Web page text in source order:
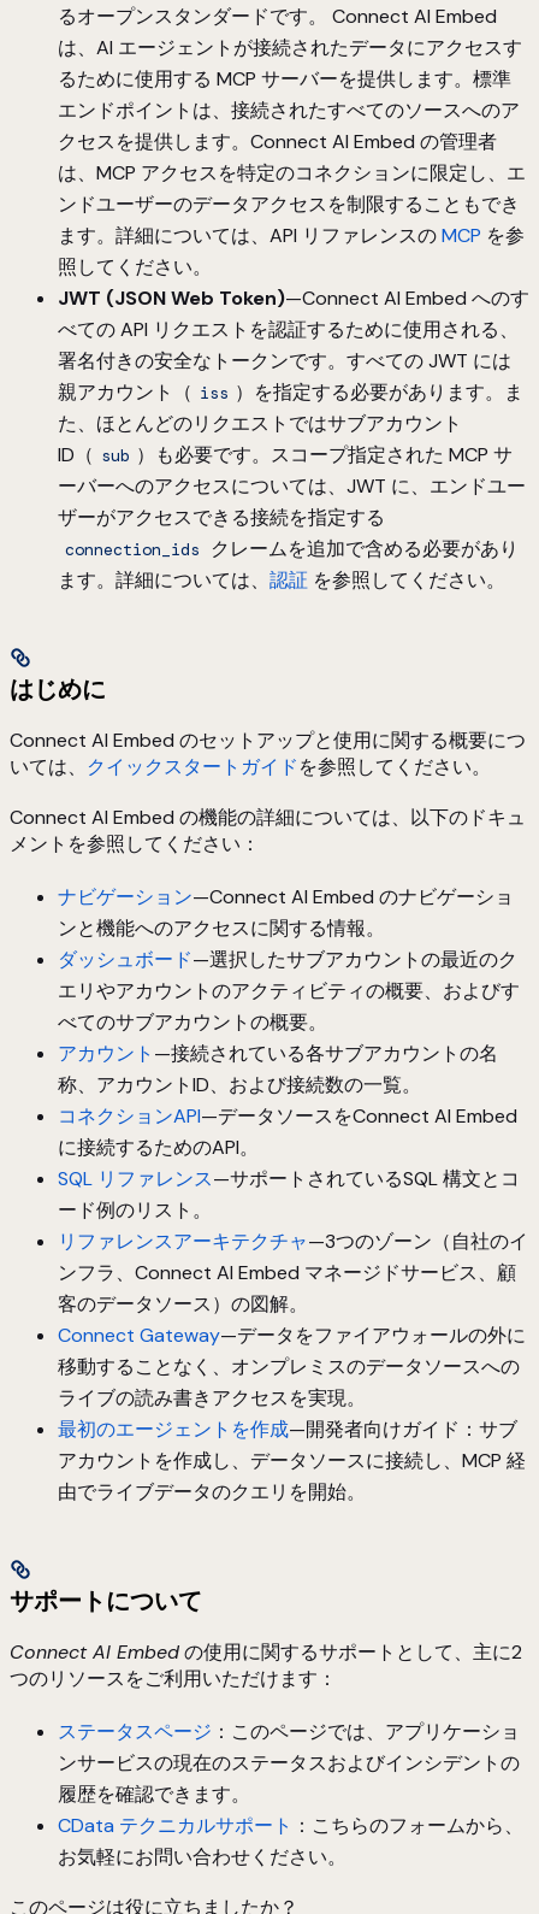
るオープンスタンダードです。 Connect AI Embed
は、AI エージェントが接続されたデータにアクセスす
るために使用する MCP サーバーを提供します。標準
エンドポイントは、接続されたすべてのソースへのア
クセスを提供します。Connect AI Embed の管理者
は、MCP アクセスを特定のコネクションに限定し、エ
ンドユーザーのデータアクセスを制限することもでき
ます。詳細については、API リファレンスのMCP を参
照してください。
JWT (JSON Web Token)—Connect AI Embed へのす
べての API リクエストを認証するために使用される、
署名付きの安全なトークンです。すべての JWT には
親アカウント（ iss ）を指定する必要があります。ま
た、ほとんどのリクエストではサブアカウント
ID（ sub ）も必要です。スコープ指定された MCP サ
ーバーへのアクセスについては、JWT に、エンドユー
ザーがアクセスできる接続を指定する
connection_ids
クレームを追加で含める必要があり
ます。詳細については、 認証 を参照してください。
はじめに
Connect AI Embed のセットアップと使用に関する概要につ
いては、 クイックスタートガイドを参照してください。
Connect AI Embed の機能の詳細については、以下のドキュ
メントを参照してください：
ナビゲーション—Connect AI Embed のナビゲーショ
ンと機能へのアクセスに関する情報。
ダッシュボード—選択したサブアカウントの最近のク
エリやアカウントのアクティビティの概要、およびす
べてのサブアカウントの概要。
アカウント —接続されている各サブアカウントの名
称、アカウントID、および接続数の一覧。
コネクションAPI—データソースをConnect AI Embed
に接続するためのAPI。
SQL リファレンス—サポートされているSQL 構文とコ
ード例のリスト。
リファレンスアーキテクチャ—3つのゾーン（自社のイ
ンフラ、Connect AI Embed マネージドサービス、顧
客のデータソース）の図解。
Connect Gateway—データをファイアウォールの外に
移動することなく、オンプレミスのデータソースへの
ライブの読み書きアクセスを実現。
最初のエージェントを作成—開発者向けガイド：サブ
アカウントを作成し、データソースに接続し、MCP 経
由でライブデータのクエリを開始。
サポートについて
Connect AI Embedの使用に関するサポートとして、主に2
つのリソースをご利用いただけます：
ステータスページ ：このページでは、アプリケーショ
ンサービスの現在のステータスおよびインシデントの
履歴を確認できます。
CData テクニカルサポート ：こちらのフォームから、
お気軽にお問い合わせください。
このページは役に立ちましたか？